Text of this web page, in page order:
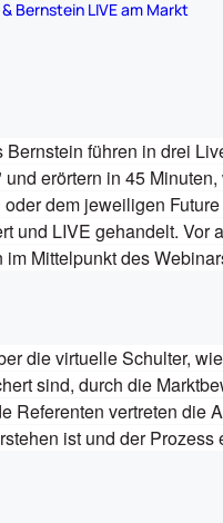
führen in drei
erörtern in 45
dem jeweiligen
und LIVE gehandelt. Vor
Mittelpunkt des
die virtuelle Schulter,
sind, durch die
Referenten vertreten die
ist und der Prozess